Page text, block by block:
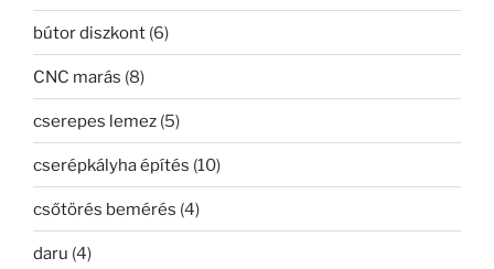
bútor diszkont (6)
CNC marás (8)
cserepes lemez (5)
cserépkályha építés (10)
csőtörés bemérés (4)
daru (4)